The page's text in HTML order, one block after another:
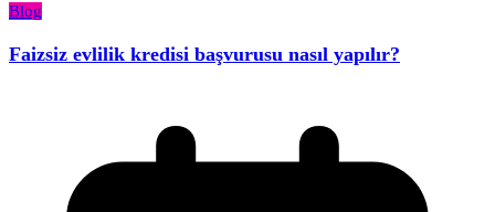
Blog
Faizsiz evlilik kredisi başvurusu nasıl yapılır?